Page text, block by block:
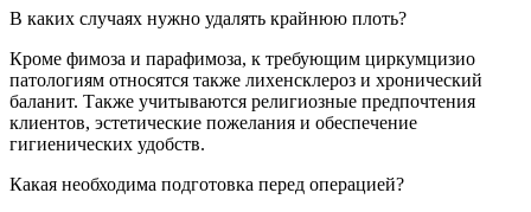
В каких случаях нужно удалять крайнюю плоть?
Кроме фимоза и парафимоза, к требующим циркумцизио
патологиям относятся также лихенсклероз и хронический
баланит. Также учитываются религиозные предпочтения
клиентов, эстетические пожелания и обеспечение
гигиенических удобств.
Какая необходима подготовка перед операцией?